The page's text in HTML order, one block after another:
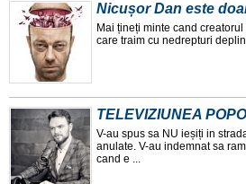
Nicușor Dan este
Mai țineți minte cand
care traim cu nedrepturi
TELEVIZIUNEA
V-au spus sa NU ieșiți in
anulate. V-au indemnat sa
cand e ...